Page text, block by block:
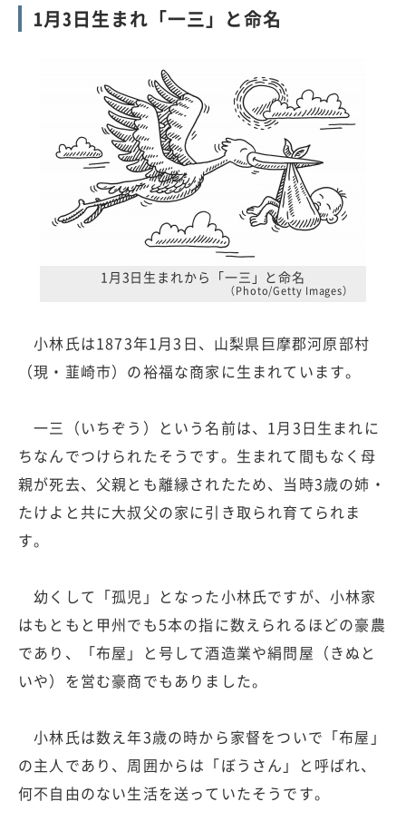
1月3日生まれ「一三」と命名
1月3日生まれから「一三」と命名
（Photo/Getty Images）
小林氏は1873年1月3日、山梨県巨摩郡河原部村
（現・韮崎市）の裕福な商家に生まれています。
一三（いちぞう）という名前は、1月3日生まれに
ちなんでつけられたそうです。生まれて間もなく母
親が死去、父親とも離縁されたため、当時3歳の姉・
たけよと共に大叔父の家に引き取られ育てられま
す。
幼くして「孤児」となった小林氏ですが、小林家
はもともと甲州でも5本の指に数えられるほどの豪農
であり、「布屋」と号して酒造業や絹問屋（きぬと
いや）を営む豪商でもありました。
小林氏は数え年3歳の時から家督をついで「布屋」
の主人であり、周囲からは「ぼうさん」と呼ばれ、
何不自由のない生活を送っていたそうです。